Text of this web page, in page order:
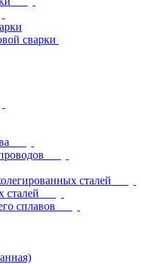
сварки
сталей
сталей
сплавов